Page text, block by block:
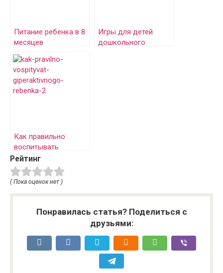
Питание ребенка в 8
месяцев
Игры для детей
дошкольного
Как правильно
воспитывать
гиперактивного
ребенка
Рейтинг
( Пока оценок нет )
Понравилась статья? Поделиться с
друзьями: